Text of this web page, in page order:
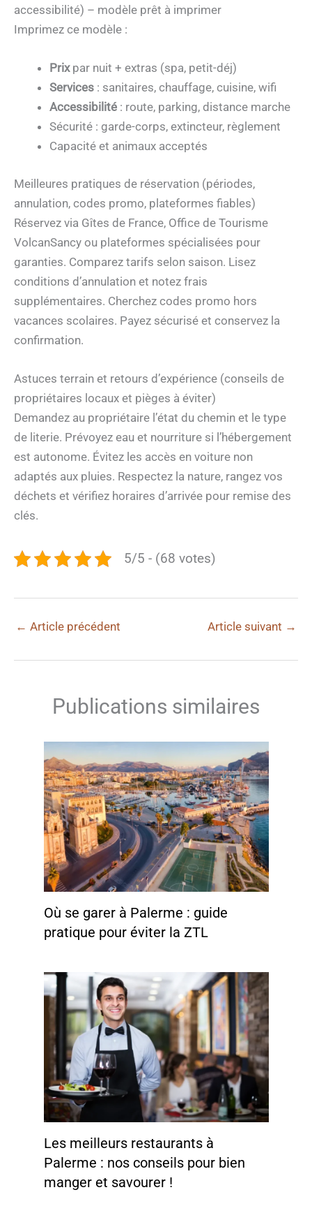
accessibilité) – modèle prêt à imprimer
Imprimez ce modèle :
Prixpar nuit + extras (spa, petit-déj)
Services : sanitaires, chauffage, cuisine, wifi
Accessibilité : route, parking, distance marche
Sécurité : garde-corps, extincteur, règlement
Capacité et animaux acceptés
Meilleures pratiques de réservation (périodes,
annulation, codes promo, plateformes fiables)
Réservez via Gîtes de France, Office de Tourisme
VolcanSancy ou plateformes spécialisées pour
garanties. Comparez tarifs selon saison. Lisez
conditions d’annulation et notez frais
supplémentaires. Cherchez codes promo hors
vacances scolaires. Payez sécurisé et conservez la
confirmation.
Astuces terrain et retours d’expérience (conseils de
propriétaires locaux et pièges à éviter)
Demandez au propriétaire l’état du chemin et le type
de literie. Prévoyez eau et nourriture si l’hébergement
est autonome. Évitez les accès en voiture non
adaptés aux pluies. Respectez la nature, rangez vos
déchets et vérifiez horaires d’arrivée pour remise des
clés.
5/5 - (68 votes)
← Article précédent Article suivant →
Publications similaires
Où se garer à Palerme : guide
pratique pour éviter la ZTL
Les meilleurs restaurants à
Palerme : nos conseils pour bien
manger et savourer !